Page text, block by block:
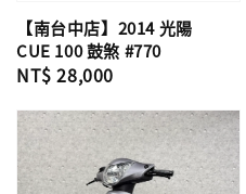
【南台中店】2014 光陽
CUE 100 鼓煞 #770
Regular
NT$ 28,000